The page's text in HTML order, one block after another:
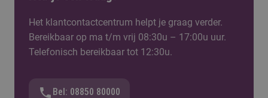
Het klantcontactcentrum helpt je graag verder.
Bereikbaar op ma t/m vrij 08:30u – 17:00u uur.
Telefonisch bereikbaar tot 12:30u.
Bel: 08850 80000